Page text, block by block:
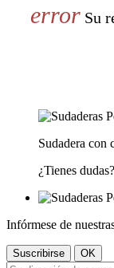
Su
Sudadera con
¿Tienes
Infórmese de